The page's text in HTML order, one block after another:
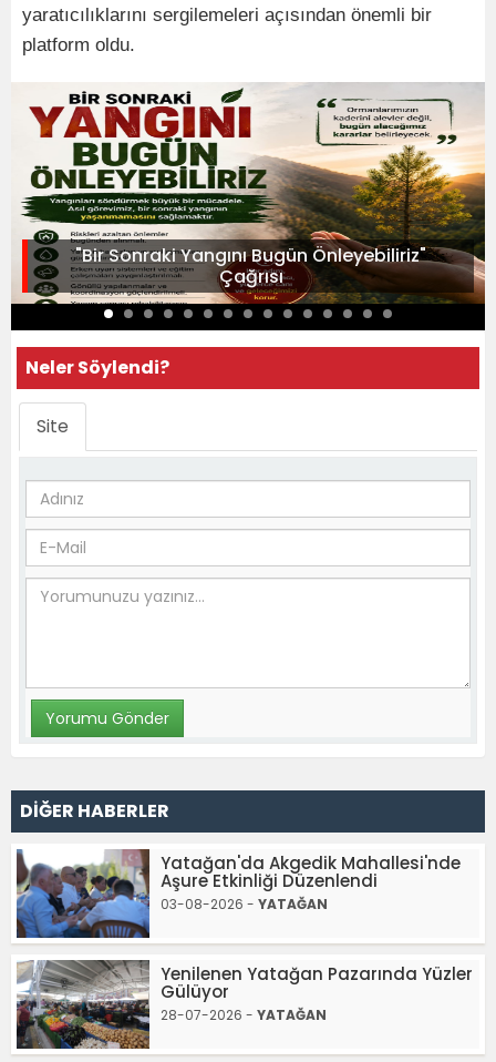
yaratıcılıklarını sergilemeleri açısından önemli bir
platform oldu.
"Bir Sonraki Yangını Bugün Önleyebiliriz"
Çağrısı
Neler Söylendi?
Site
DİĞER HABERLER
Yatağan'da Akgedik Mahallesi'nde
Aşure Etkinliği Düzenlendi
03-08-2026 - YATAĞAN
Yenilenen Yatağan Pazarında Yüzler
Gülüyor
28-07-2026 - YATAĞAN